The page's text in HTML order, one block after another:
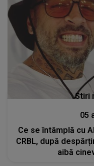
Stiri
05
Ce se întâmplă cu
CRBL, după
aibă